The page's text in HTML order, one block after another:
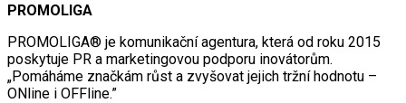
PROMOLIGA
PROMOLIGA® je komunikační agentura, která od roku 2015
poskytuje PR a marketingovou podporu inovátorům.
„Pomáháme značkám růst a zvyšovat jejich tržní hodnotu –
ONline i OFFline.”